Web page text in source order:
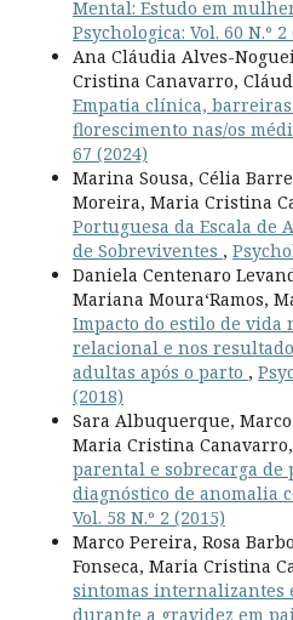
Mental: Estudo em
Psychologica: Vol. 60 N.º 2
Ana Cláudia Alves-
Cristina Canavarro,
Empatia clínica, barreiras
florescimento nas/os
67 (2024)
Marina Sousa, Célia
Moreira, Maria Cristina
Portuguesa da Escala de
de Sobreviventes ,
Daniela Centenaro
Mariana Moura­‘Ramos,
Impacto do estilo de vida
relacional e nos
adultas após o parto ,
(2018)
Sara Albuquerque,
Maria Cristina Canavarro,
parental e sobrecarga de
diagnóstico de anomalia
Vol. 58 N.º 2 (2015)
Marco Pereira, Rosa
Fonseca, Maria Cristina
sintomas internalizantes
durante a gravidez em